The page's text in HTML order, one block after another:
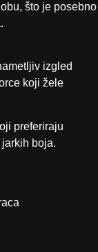
što je posebno
izgled
koji žele
preferiraju
boja.